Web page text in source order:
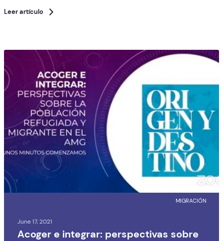
Leer artículo
MIGRACIÓN
June 17, 2021
Acoger e integrar: perspectivas sobre